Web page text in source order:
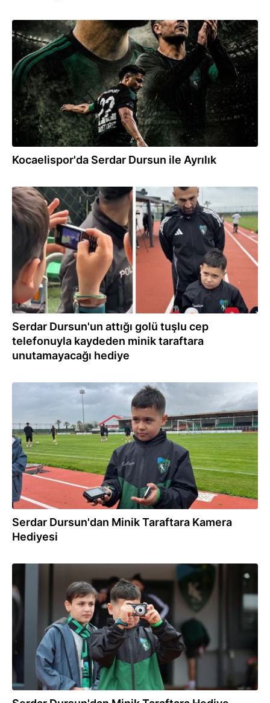
04.06.2026
Kocaelispor'da Serdar Dursun ile Ayrılık
22.04.2026
Serdar Dursun'un attığı golü tuşlu cep
telefonuyla kaydeden minik taraftara
unutamayacağı hediye
Serdar Dursun'dan Minik Taraftara Kamera
Hediyesi